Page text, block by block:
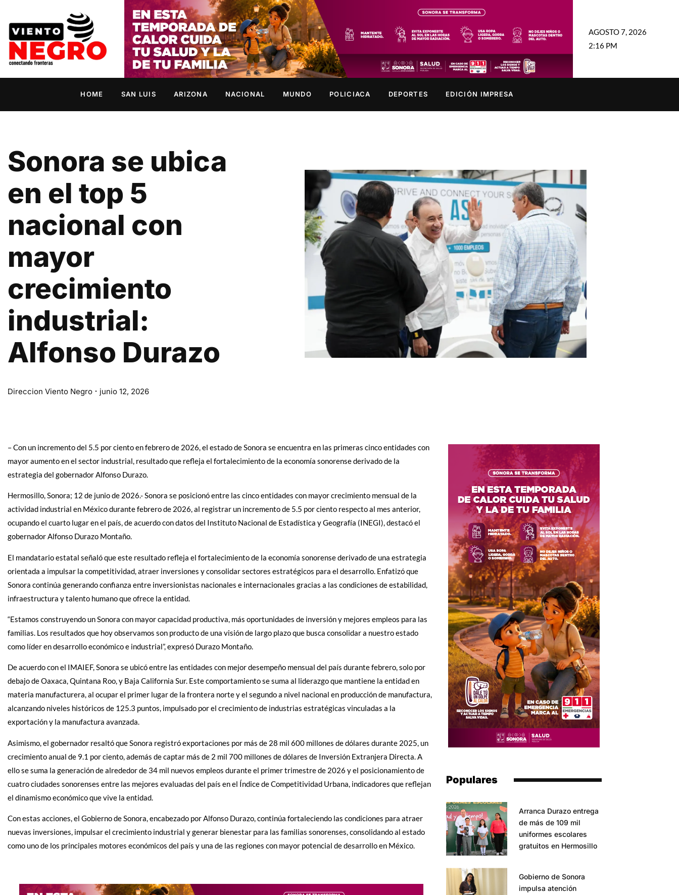
AGOSTO 7, 2026
2:16 PM
HOME SAN LUIS ARIZONA NACIONAL MUNDO POLICIACA DEPORTES EDICIÓN IMPRESA
Sonora se ubica
en el top 5
nacional con
mayor
crecimiento
industrial:
Alfonso Durazo
Direccion Viento Negro junio 12, 2026
– Con un incremento del 5.5 por ciento en febrero de 2026, el estado de Sonora se encuentra en las primeras cinco entidades con
mayor aumento en el sector industrial, resultado que refleja el fortalecimiento de la economía sonorense derivado de la
estrategia del gobernador Alfonso Durazo.
Hermosillo, Sonora; 12 de junio de 2026.- Sonora se posicionó entre las cinco entidades con mayor crecimiento mensual de la
actividad industrial en México durante febrero de 2026, al registrar un incremento de 5.5 por ciento respecto al mes anterior,
ocupando el cuarto lugar en el país, de acuerdo con datos del Instituto Nacional de Estadística y Geografía (INEGI), destacó el
gobernador Alfonso Durazo Montaño.
El mandatario estatal señaló que este resultado refleja el fortalecimiento de la economía sonorense derivado de una estrategia
orientada a impulsar la competitividad, atraer inversiones y consolidar sectores estratégicos para el desarrollo. Enfatizó que
Sonora continúa generando confianza entre inversionistas nacionales e internacionales gracias a las condiciones de estabilidad,
infraestructura y talento humano que ofrece la entidad.
“Estamos construyendo un Sonora con mayor capacidad productiva, más oportunidades de inversión y mejores empleos para las
familias. Los resultados que hoy observamos son producto de una visión de largo plazo que busca consolidar a nuestro estado
como líder en desarrollo económico e industrial”, expresó Durazo Montaño.
De acuerdo con el IMAIEF, Sonora se ubicó entre las entidades con mejor desempeño mensual del país durante febrero, solo por
debajo de Oaxaca, Quintana Roo, y Baja California Sur. Este comportamiento se suma al liderazgo que mantiene la entidad en
materia manufacturera, al ocupar el primer lugar de la frontera norte y el segundo a nivel nacional en producción de manufactura,
alcanzando niveles históricos de 125.3 puntos, impulsado por el crecimiento de industrias estratégicas vinculadas a la
exportación y la manufactura avanzada.
Asimismo, el gobernador resaltó que Sonora registró exportaciones por más de 28 mil 600 millones de dólares durante 2025, un
crecimiento anual de 9.1 por ciento, además de captar más de 2 mil 700 millones de dólares de Inversión Extranjera Directa. A
ello se suma la generación de alrededor de 34 mil nuevos empleos durante el primer trimestre de 2026 y el posicionamiento de
cuatro ciudades sonorenses entre las mejores evaluadas del país en el Índice de Competitividad Urbana, indicadores que reflejan
el dinamismo económico que vive la entidad.
Con estas acciones, el Gobierno de Sonora, encabezado por Alfonso Durazo, continúa fortaleciendo las condiciones para atraer
nuevas inversiones, impulsar el crecimiento industrial y generar bienestar para las familias sonorenses, consolidando al estado
como uno de los principales motores económicos del país y una de las regiones con mayor potencial de desarrollo en México.
Populares
Arranca Durazo entrega
de más de 109 mil
uniformes escolares
gratuitos en Hermosillo
Gobierno de Sonora
impulsa atención